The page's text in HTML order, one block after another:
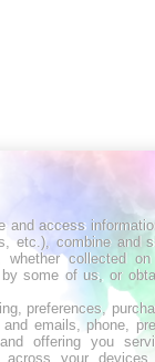
and access
etc.), combine and
whether collected
some of us, or
preferences,
emails, phone,
offering you
your devices